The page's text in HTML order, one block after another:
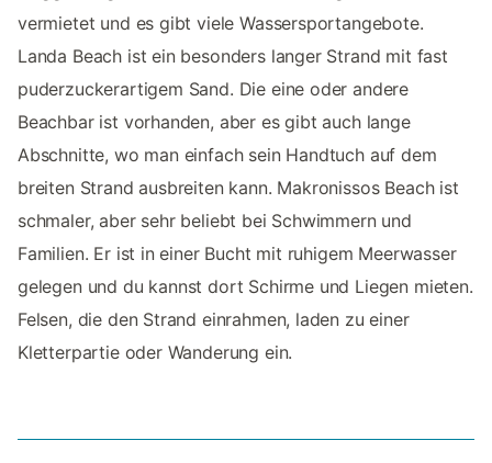
vermietet und es gibt viele Wassersportangebote.
Landa Beach ist ein besonders langer Strand mit fast
puderzuckerartigem Sand. Die eine oder andere
Beachbar ist vorhanden, aber es gibt auch lange
Abschnitte, wo man einfach sein Handtuch auf dem
breiten Strand ausbreiten kann. Makronissos Beach ist
schmaler, aber sehr beliebt bei Schwimmern und
Familien. Er ist in einer Bucht mit ruhigem Meerwasser
gelegen und du kannst dort Schirme und Liegen mieten.
Felsen, die den Strand einrahmen, laden zu einer
Kletterpartie oder Wanderung ein.